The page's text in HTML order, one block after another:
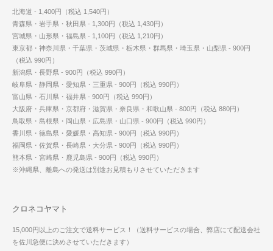
北海道 - 1,400円（税込 1,540円）
青森県・岩手県・秋田県 - 1,300円（税込 1,430円）
宮城県・山形県・福島県 - 1,100円（税込 1,210円）
東京都・神奈川県・千葉県・茨城県・栃木県・群馬県・埼玉県・山梨県 - 900円
（税込 990円）
新潟県・長野県 - 900円（税込 990円）
岐阜県・静岡県・愛知県・三重県 - 900円（税込 990円）
富山県・石川県・福井県 - 900円（税込 990円）
大阪府・兵庫県・京都府・滋賀県・奈良県・和歌山県 - 800円（税込 880円）
鳥取県・島根県・岡山県・広島県・山口県 - 900円（税込 990円）
香川県・徳島県・愛媛県・高知県 - 900円（税込 990円）
福岡県・佐賀県・長崎県・大分県 - 900円（税込 990円）
熊本県・宮崎県・鹿児島県 - 900円（税込 990円）
※沖縄県、離島への発送は別途お見積もりさせていただきます
クロネコヤマト
15,000円以上のご注文で送料サービス！（送料サービスの場合、弊店にて配送会社
を佐川急便に決めさせていただきます）